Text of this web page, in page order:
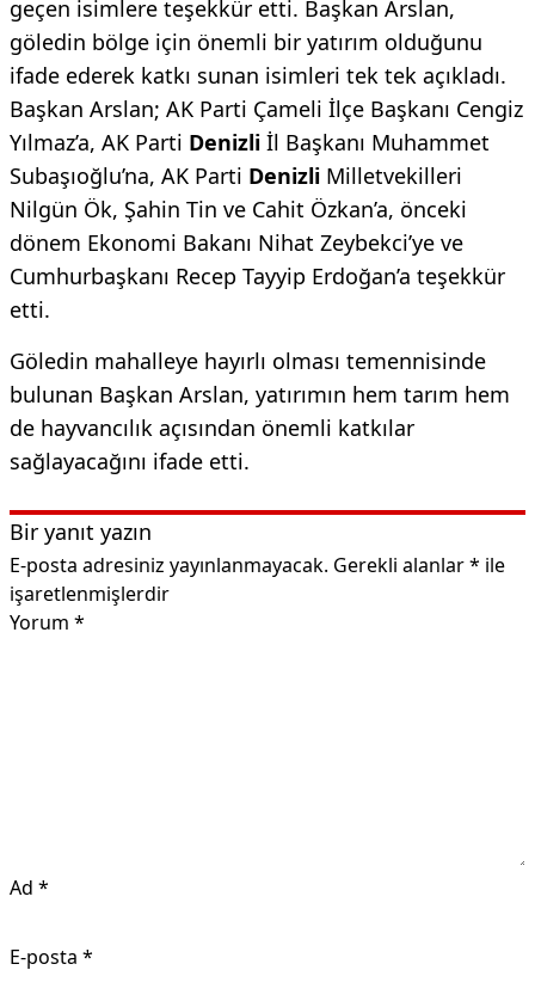
geçen isimlere teşekkür etti. Başkan Arslan,
göledin bölge için önemli bir yatırım olduğunu
ifade ederek katkı sunan isimleri tek tek açıkladı.
Başkan Arslan; AK Parti Çameli İlçe Başkanı Cengiz
Yılmaz’a, AK Parti Denizli İl Başkanı Muhammet
Subaşıoğlu’na, AK Parti Denizli Milletvekilleri
Nilgün Ök, Şahin Tin ve Cahit Özkan’a, önceki
dönem Ekonomi Bakanı Nihat Zeybekci’ye ve
Cumhurbaşkanı Recep Tayyip Erdoğan’a teşekkür
etti.
Göledin mahalleye hayırlı olması temennisinde
bulunan Başkan Arslan, yatırımın hem tarım hem
de hayvancılık açısından önemli katkılar
sağlayacağını ifade etti.
Bir yanıt yazın
E-posta adresiniz yayınlanmayacak. Gerekli alanlar* ile
işaretlenmişlerdir
Yorum *
Ad *
E-posta *